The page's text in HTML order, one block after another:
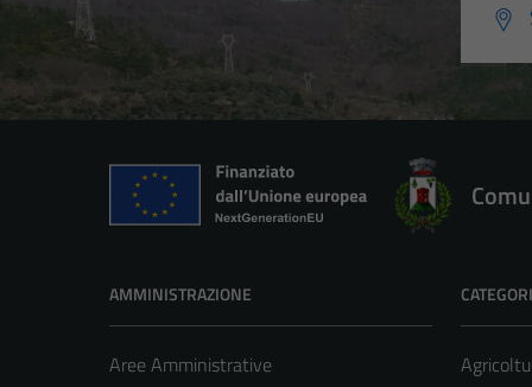
AMMINISTRAZIONE
Aree Amministrative